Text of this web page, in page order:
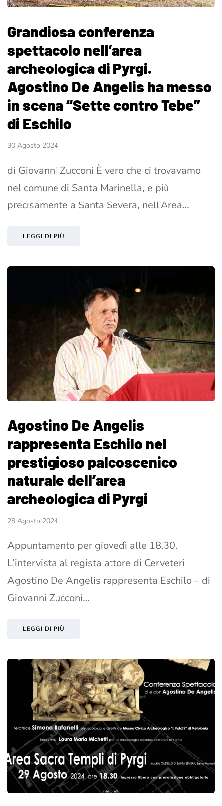
Grandiosa conferenza
spettacolo nell’area
archeologica di Pyrgi.
Agostino De Angelis ha messo
in scena “Sette contro Tebe”
di Eschilo
30 Agosto 2024
di Giovanni Zucconi È vero che ci trovavamo
nel comune di Santa Marinella, e più
precisamente a Santa Severa, nell’Area…
LEGGI DI PIÙ
Agostino De Angelis
rappresenta Eschilo nel
prestigioso palcoscenico
naturale dell’area
archeologica di Pyrgi
28 Agosto 2024
Appuntamento per giovedì alle 18.30.
L’intervista al regista attore di Cerveteri
Agostino De Angelis rappresenta Eschilo – di
Giovanni Zucconi…
LEGGI DI PIÙ